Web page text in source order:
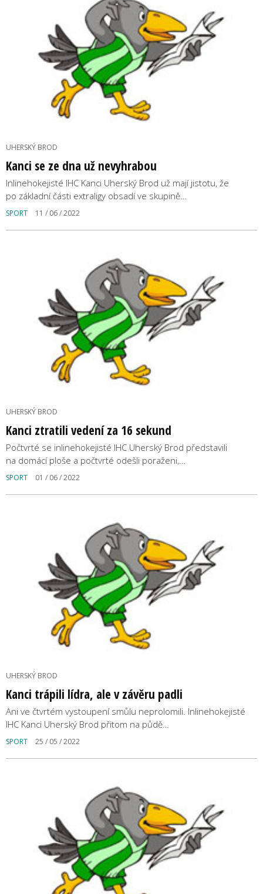
UHERSKÝ BROD
Kanci se ze dna už nevyhrabou
Inlinehokejisté IHC Kanci Uherský Brod už mají jistotu, že
po základní části extraligy obsadí ve skupině…
SPORT 11 / 06 / 2022
UHERSKÝ BROD
Kanci ztratili vedení za 16 sekund
Počtvrté se inlinehokejisté IHC Uherský Brod představili
na domácí ploše a počtvrté odešli poraženi,…
SPORT 01 / 06 / 2022
UHERSKÝ BROD
Kanci trápili lídra, ale v závěru padli
Ani ve čtvrtém vystoupení smůlu neprolomili. Inlinehokejisté
IHC Kanci Uherský Brod přitom na půdě…
SPORT 25 / 05 / 2022